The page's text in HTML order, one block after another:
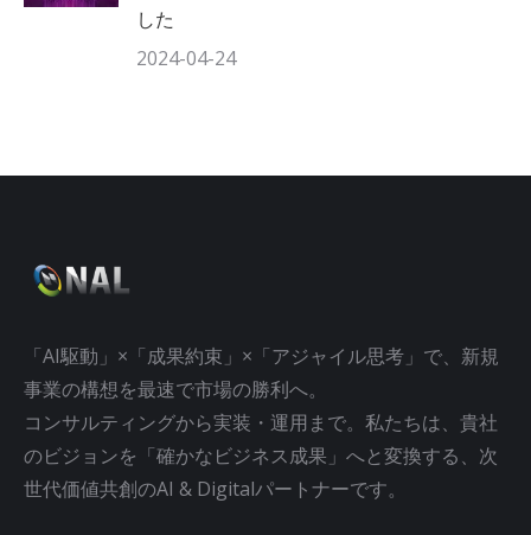
した
2024-04-24
「AI駆動」×「成果約束」×「アジャイル思考」で、新規
事業の構想を最速で市場の勝利へ。
コンサルティングから実装・運用まで。私たちは、貴社
のビジョンを「確かなビジネス成果」へと変換する、次
世代価値共創のAI & Digitalパートナーです。